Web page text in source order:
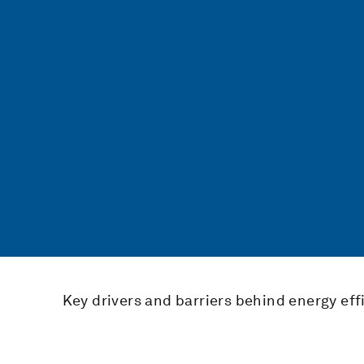
Key drivers and barriers behind energy